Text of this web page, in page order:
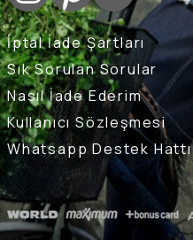
İptal İade Şartları
Sık Sorulan Sorular
Nasıl İade Ederim
Kullanıcı Sözleşmesi
Whatsapp Destek Hattı